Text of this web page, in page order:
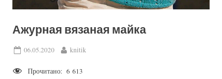
Ажурная вязаная майка
Posted
06.05.2020 By
knitik
Прочитано: 6 613